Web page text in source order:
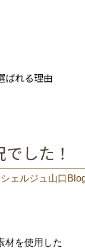
ばれる理由
でした
ェルジュ山口
材を使用した